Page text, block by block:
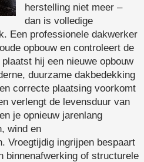
herstelling niet meer –
dan is volledige
Een professionele dakwerker
opbouw en controleert de
hij een nieuwe opbouw
duurzame dakbedekking
correcte plaatsing voorkomt
verlengt de levensduur van
je opnieuw jarenlang
wind en
Vroegtijdig ingrijpen bespaart
binnenafwerking of structurele